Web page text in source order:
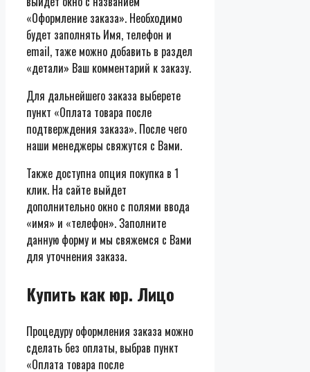
«Оформление заказа». Необходимо
будет заполнять Имя, телефон и
email, таже можно добавить в раздел
«детали» Ваш комментарий к заказу.
Для дальнейшего заказа выберете
пункт «Оплата товара после
подтверждения заказа». После чего
наши менеджеры свяжутся с Вами.
Также доступна опция покупка в 1
клик. На сайте выйдет
дополнительно окно с полями ввода
«имя» и «телефон». Заполните
данную форму и мы свяжемся с Вами
для уточнения заказа.
Купить как юр. Лицо
Процедуру оформления заказа можно
сделать без оплаты, выбрав пункт
«Оплата товара после